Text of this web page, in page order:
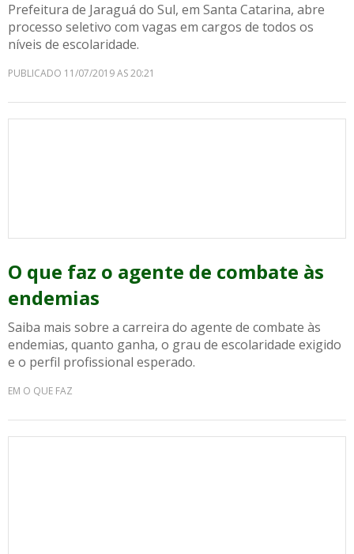
Prefeitura de Jaraguá do Sul, em Santa Catarina, abre
processo seletivo com vagas em cargos de todos os
níveis de escolaridade.
PUBLICADO 11/07/2019 AS 20:21
O que faz o agente de combate às
endemias
Saiba mais sobre a carreira do agente de combate às
endemias, quanto ganha, o grau de escolaridade exigido
e o perfil profissional esperado.
EM O QUE FAZ